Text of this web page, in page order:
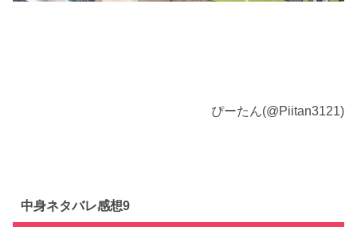
ぴーたん(@Piitan3121)
中身ネタバレ感想9